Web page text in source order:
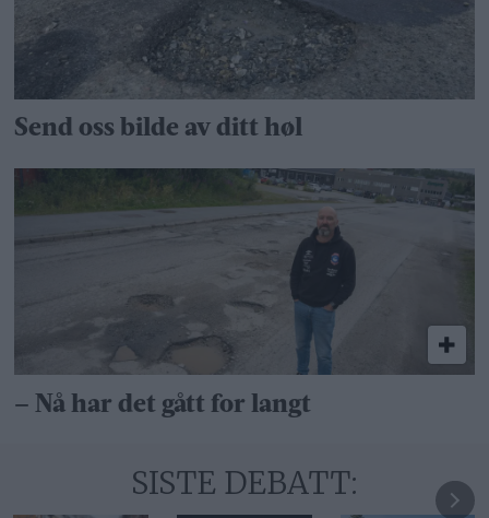
Send oss bilde av ditt høl
– Nå har det gått for langt
SISTE DEBATT: